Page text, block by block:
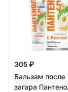
305 ₽
Бальзам после
загара